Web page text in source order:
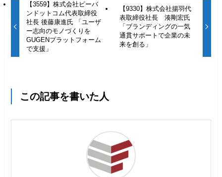
【3559】株式会社ピーバ
ンドットコム代表取締役
社長 後藤康進氏 「ユーザ
ー志向のモノづくりを
GUGENプラットフォーム
で支援」
【9330】株式会社揚羽代
表取締役社長 湊剛宏氏
「ブランディングの一気
通貫サポートで企業の未
来を創る」
この記事を書いた人